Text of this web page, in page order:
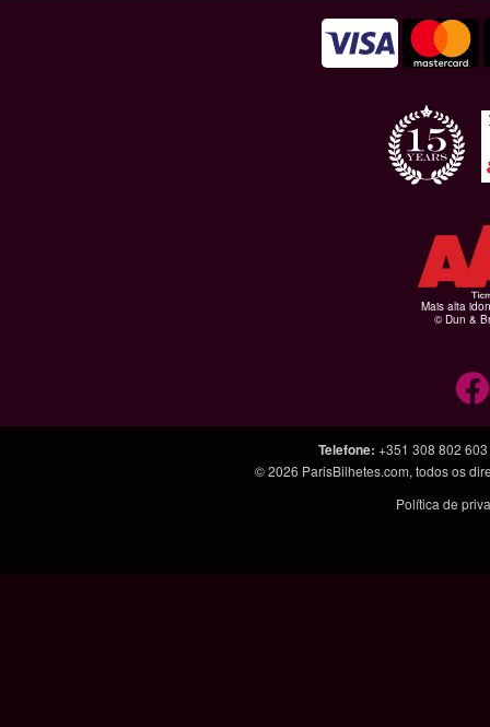
Mais alta
© Dun &
Telefone: +351 308 802 603
© 2026 ParisBilhetes.com, todos os
Política de